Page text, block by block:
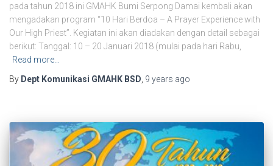
pada tahun 2018 ini GMAHK Bumi Serpong Damai kembali akan
mengadakan program “10 Hari Berdoa – A Prayer Experience with
Our High Priest”. Kegiatan ini akan diadakan dengan detail sebagai
berikut: Tanggal: 10 – 20 Januari 2018 (mulai pada hari Rabu,
Read more…
By Dept Komunikasi GMAHK BSD 9 years ago